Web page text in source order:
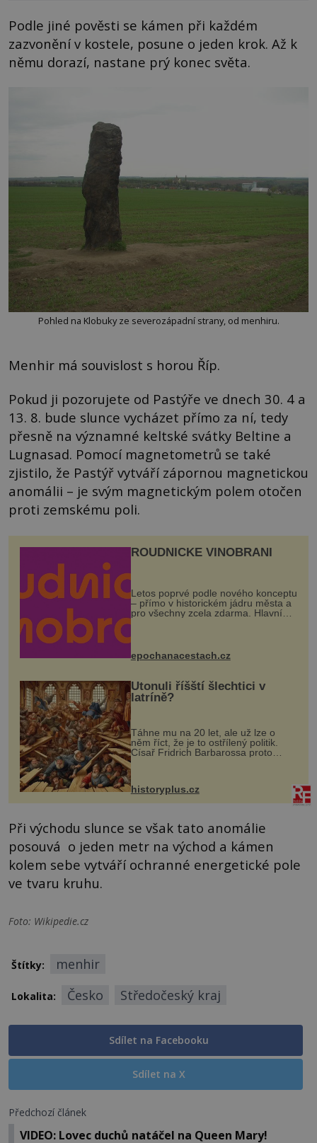
Podle jiné pověsti se kámen při každém
zazvonění v kostele, posune o jeden krok. Až k
němu dorazí, nastane prý konec světa.
Pohled na Klobuky ze severozápadní strany, od menhiru.
Menhir má souvislost s horou Říp.
Pokud ji pozorujete od Pastýře ve dnech 30. 4 a
13. 8. bude slunce vycházet přímo za ní, tedy
přesně na významné keltské svátky Beltine a
Lugnasad. Pomocí magnetometrů se také
zjistilo, že Pastýř vytváří zápornou magnetickou
anomálii – je svým magnetickým polem otočen
proti zemskému poli.
ROUDNICKÉ VINOBRANÍ
Letos poprvé podle nového konceptu
– přímo v historickém jádru města a
pro všechny zcela zdarma. Hlavní
program se odehraje na Karlově a
mohou těšit na víno, burčák, pes...
epochanacestach.cz
Utonuli říšští šlechtici v
latríně?
Táhne mu na 20 let, ale už lze o
něm říct, že je to ostřílený politik.
Císař Fridrich Barbarossa proto
posílá svého syna a dědice Jindřicha
VI. do Erfurtu, aby se stal
prostředníkem při řešení sporu m...
historyplus.cz
Při východu slunce se však tato anomálie
posouvá o jeden metr na východ a kámen
kolem sebe vytváří ochranné energetické pole
ve tvaru kruhu.
Foto: Wikipedie.cz
Štítky: menhir
Lokalita: Česko Středočeský kraj
Sdílet na Facebooku
Sdílet na X
Předchozí článek
VIDEO: Lovec duchů natáčel na Queen Mary!